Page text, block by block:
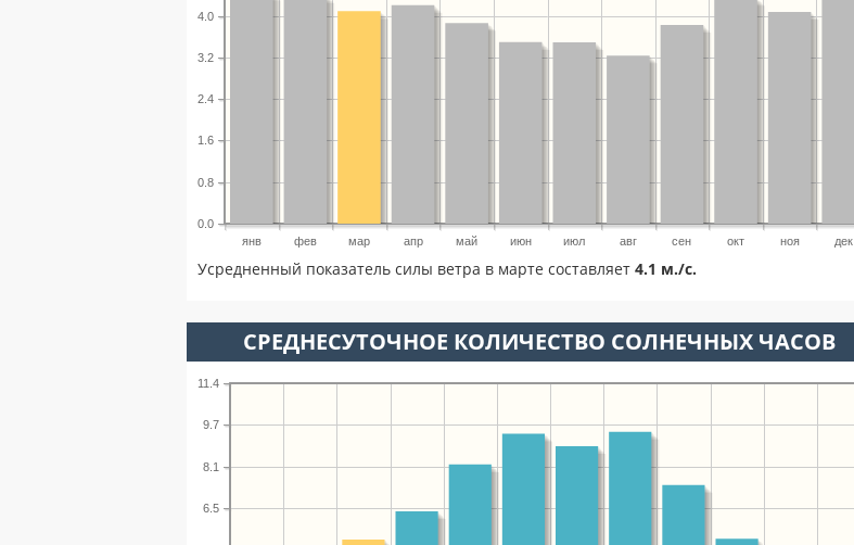
янв фев мар апр май июн июл авг сен окт ноя дек
0.0
0.8
1.6
2.4
3.2
4.0
Усредненный показатель силы ветра в марте составляет 4.1 м./с.
СРЕДНЕСУТОЧНОЕ КОЛИЧЕСТВО СОЛНЕЧНЫХ ЧАСОВ
6.5
8.1
9.7
11.4